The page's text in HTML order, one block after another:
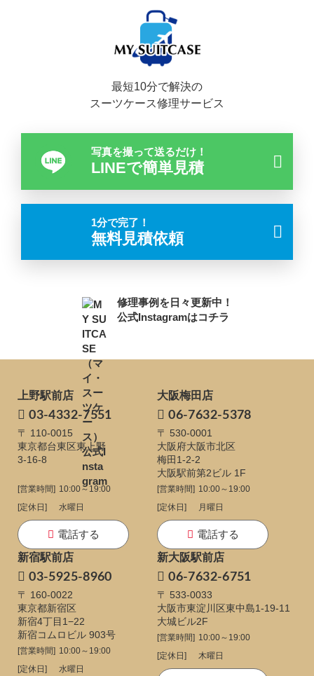
最短10分で解決の
スーツケース修理サービス
写真を撮って送るだけ！
LINEで簡単見積
1分で完了！
無料見積依頼
修理事例を日々更新中！
公式Instagramはコチラ
上野駅前店
03-4332-7551
〒 110-0015
東京都台東区東上野
3-16-8
[営業時間] 10:00～19:00
[定休日]
水曜日
電話する
大阪梅田店
06-7632-5378
〒 530-0001
大阪府大阪市北区
梅田1-2-2
大阪駅前第2ビル 1F
[営業時間] 10:00～19:00
[定休日]
月曜日
電話する
新宿駅前店
03-5925-8960
〒 160-0022
東京都新宿区
新宿4丁目1−22
新宿コムロビル 903号
[営業時間] 10:00～19:00
[定休日]
水曜日
新大阪駅前店
06-7632-6751
〒 533-0033
大阪市東淀川区東中島1-19-11
大城ビル2F
[営業時間] 10:00～19:00
[定休日]
木曜日